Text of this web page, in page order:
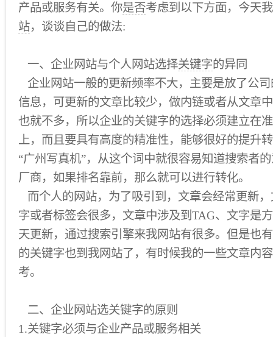
产品或服务有关。你是否考虑到以下方面，今天
站，谈谈自己的做法:
一、企业网站与个人网站选择关键字的异同
企业网站一般的更新频率不大，主要是放了公
信息，可更新的文章比较少，做内链或者从文章
也就不多，所以企业的关键字的选择必须建立在
上，而且要具有高度的精准性，能够很好的提升
“广州写真机”，从这个词中就很容易知道搜索者
厂商，如果排名靠前，那么就可以进行转化。
而个人的网站，为了吸引到，文章会经常更新
字或者标签会很多，文章中涉及到TAG、文字是
天更新，通过搜索引擎来我网站有很多。但是也
的关键字也到我网站了，有时候我的一些文章内
考。
二、企业网站选关键字的原则
1.关键字必须与企业产品或服务相关